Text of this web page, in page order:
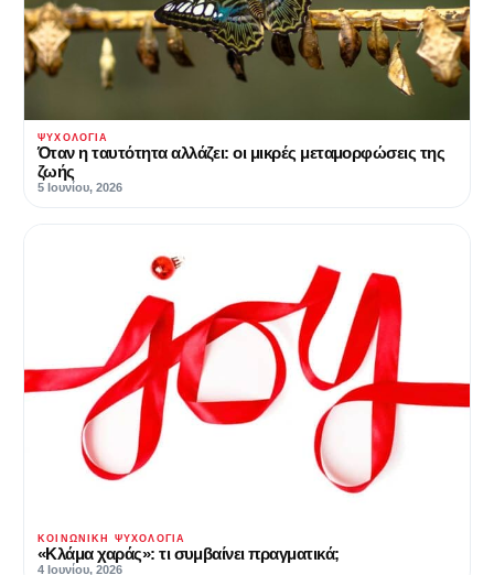
ΨΥΧΟΛΟΓΊΑ
Όταν η ταυτότητα αλλάζει: οι μικρές μεταμορφώσεις της
ζωής
5 Ιουνίου, 2026
ΚΟΙΝΩΝΙΚΉ ΨΥΧΟΛΟΓΊΑ
«Κλάμα χαράς»: τι συμβαίνει πραγματικά;
4 Ιουνίου, 2026